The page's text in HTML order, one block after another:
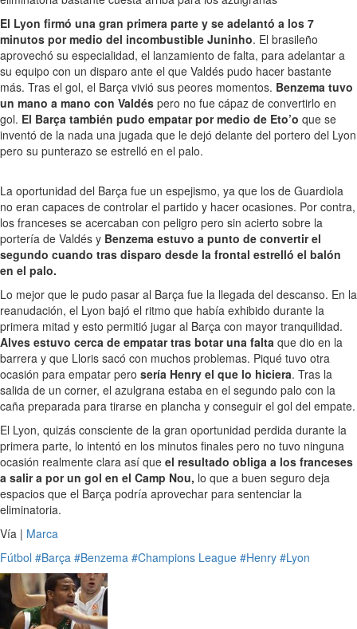
El Lyon firmó una gran primera parte y se adelantó a los 7
minutos por medio del incombustible Juninho. El brasileño
aprovechó su especialidad, el lanzamiento de falta, para adelantar a
su equipo con un disparo ante el que Valdés pudo hacer bastante
más. Tras el gol, el Barça vivió sus peores momentos. Benzema tuvo
un mano a mano con Valdés pero no fue cápaz de convertirlo en
gol. El Barça también pudo empatar por medio de Eto’o que se
inventó de la nada una jugada que le dejó delante del portero del Lyon
pero su punterazo se estrelló en el palo.
La oportunidad del Barça fue un espejismo, ya que los de Guardiola
no eran capaces de controlar el partido y hacer ocasiones. Por contra,
los franceses se acercaban con peligro pero sin acierto sobre la
portería de Valdés y Benzema estuvo a punto de convertir el
segundo cuando tras disparo desde la frontal estrelló el balón
en el palo.
Lo mejor que le pudo pasar al Barça fue la llegada del descanso. En la
reanudación, el Lyon bajó el ritmo que había exhibido durante la
primera mitad y esto permitió jugar al Barça con mayor tranquilidad.
Alves estuvo cerca de empatar tras botar una falta que dio en la
barrera y que Lloris sacó con muchos problemas. Piqué tuvo otra
ocasión para empatar pero sería Henry el que lo hiciera. Tras la
salida de un corner, el azulgrana estaba en el segundo palo con la
caña preparada para tirarse en plancha y conseguir el gol del empate.
El Lyon, quizás consciente de la gran oportunidad perdida durante la
primera parte, lo intentó en los minutos finales pero no tuvo ninguna
ocasión realmente clara así que el resultado obliga a los franceses
a salir a por un gol en el Camp Nou, lo que a buen seguro deja
espacios que el Barça podría aprovechar para sentenciar la
eliminatoria.
Vía | Marca
Fútbol #Barça #Benzema #Champions League #Henry #Lyon